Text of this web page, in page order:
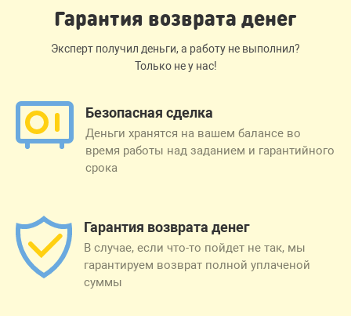
Гарантия возврата денег
Эксперт получил деньги, а работу не выполнил?
Только не у нас!
Безопасная сделка
Деньги хранятся на вашем балансе во
время работы над заданием и гарантийного
срока
Гарантия возврата денег
В случае, если что-то пойдет не так, мы
гарантируем возврат полной уплаченой
суммы